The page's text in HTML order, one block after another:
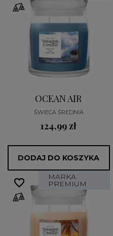
OCEAN AIR
ŚWIECA ŚREDNIA
124,99 zł
DODAJ DO KOSZYKA
MARKA
PREMIUM
favorite_border
favorite_border